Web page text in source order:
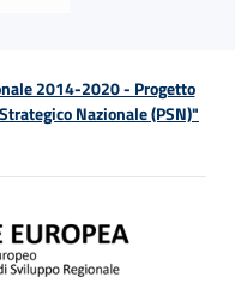
2014-2020 - Progetto
Nazionale (PSN)"